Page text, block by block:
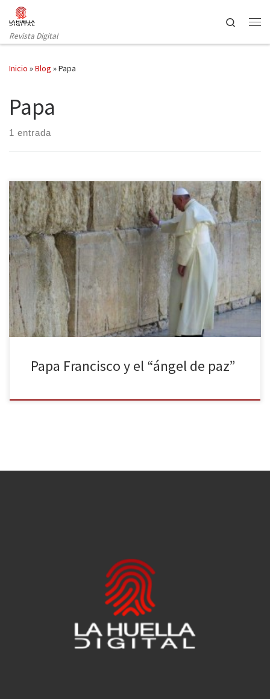
Saltar al contenido
Revista Digital
Search
Inicio »Blog »Papa
Papa
1 entrada
Tras el reconocimiento de Palestina por parte del Vaticano, el
Papa Francisco ha dado un paso más en su acercamiento a este
país reuniéndose con su presidente, Mahmud Abbas, e instándole
a participar en el proceso de paz en Oriente Próximo. El Pontífice
se muestra como una importante bisagra para […]
Papa Francisco y el “ángel de paz”